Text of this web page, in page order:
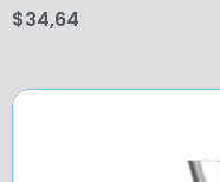
$34,64